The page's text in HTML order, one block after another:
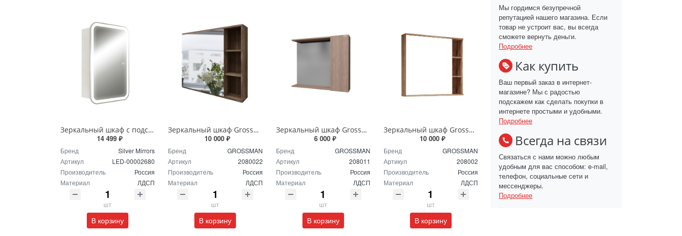
Зеркальный шкаф с подсветкой Silver Mirrors Фиджи - 2 Flip 50 х 75 см LED-00002680 подогрев, сенсорный выключатель
14 499 ₽
Бренд
Silver Mirrors
Артикул
LED-00002680
Производитель
Россия
Материал
ЛДСП
шт
В корзину
Зеркальный шкаф Grossman Форта 80 см 2080022 темный дуб галифакс
10 000 ₽
Бренд
GROSSMAN
Артикул
2080022
Производитель
Россия
Материал
ЛДСП
шт
В корзину
Зеркальный шкаф Grossman Юнит 80 см 208011 Кадена вуд
6 000 ₽
Бренд
GROSSMAN
Артикул
208011
Производитель
Россия
Материал
ЛДСП
шт
В корзину
Зеркальный шкаф Grossman Форта 80 см 208002 дуб галифакс
10 000 ₽
Бренд
GROSSMAN
Артикул
208002
Производитель
Россия
Материал
ЛДСП
шт
В корзину
Мы гордимся безупречной
репутацией нашего магазина. Если
товар не устроит вас, вы всегда
сможете вернуть деньги.
Подробнее
Как купить
Ваш первый заказ в интернет-
магазине? Мы с радостью
подскажем как сделать покупки в
интернете простыми и удобными.
Подробнее
Всегда на связи
Связаться с нами можно любым
удобным для вас способом: e-mail,
телефон, социальные сети и
мессенджеры.
Подробнее